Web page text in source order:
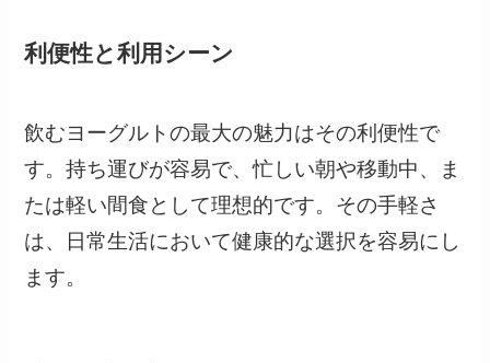
利便性と利用シーン
飲むヨーグルトの最大の魅力はその利便性で
す。持ち運びが容易で、忙しい朝や移動中、ま
たは軽い間食として理想的です。その手軽さ
は、日常生活において健康的な選択を容易にし
ます。